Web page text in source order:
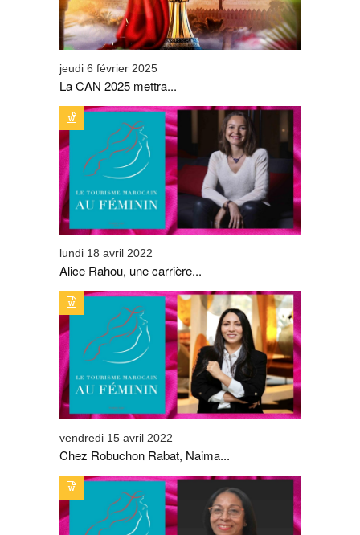
jeudi 6 février 2025
La CAN 2025 mettra...
TYPE DE PUBLICATION : ALERTES_INFOSTITRE : ALICE
RAHOU, UNE CARRIÈRE EN CRESCENDO.
lundi 18 avril 2022
Alice Rahou, une carrière...
TYPE DE PUBLICATION : ALERTES_INFOSTITRE : CHEZ
ROBUCHON RABAT, NAIMA EL FASY SE DISTINGUE
vendredi 15 avril 2022
Chez Robuchon Rabat, Naima...
TYPE DE PUBLICATION : ALERTES_INFOSTITRE : AFIFA
ZEMRANI, UNE MILITANTE PASSIONNÉE